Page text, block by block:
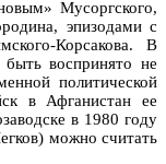
Мусоргского,
эпизодами с
Корсакова. В
воспринято не
политической
в Афганистан ее
в 1980 году
можно считать